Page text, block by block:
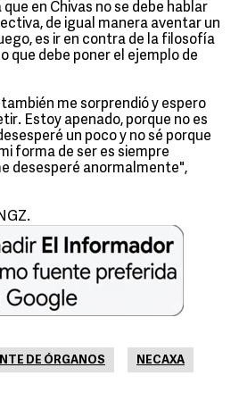
en Chivas no se debe hablar
de igual manera aventar un
es ir en contra de la filosofía
que debe poner el ejemplo de
me sorprendió y espero
Estoy apenado, porque no es
un poco y no sé porque
forma de ser es siempre
desesperé anormalmente",
DE ÓRGANOS NECAXA